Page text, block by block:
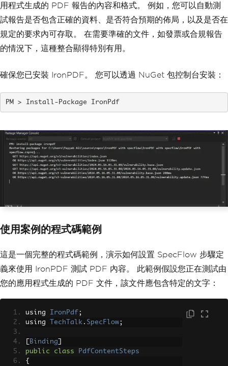
用程式生成的 PDF 報告的內容和格式。 例如，您可以自動測
試報告是否包含正確的資料、是否符合預期的佈局，以及是否在
規定的要求內可存取。 在需要準確的文件，如發票或合規報告
的情況下，這種整合顯得特別有用。
確保您已安裝 IronPDF。 您可以透過 NuGet 包控制台安裝：
Install-Package IronPdf
使用案例的程式碼範例
這是一個完整的程式碼範例，演示如何設置 SpecFlow 步驟定
義來使用 IronPDF 測試 PDF 內容。 此範例假設您正在測試由
您的應用程式生成的 PDF 文件，該文件應包含特定的文字：
using IronPdf ;
using
TechTalk . SpecFlow;
Binding
public
class
PdfContentSteps
{